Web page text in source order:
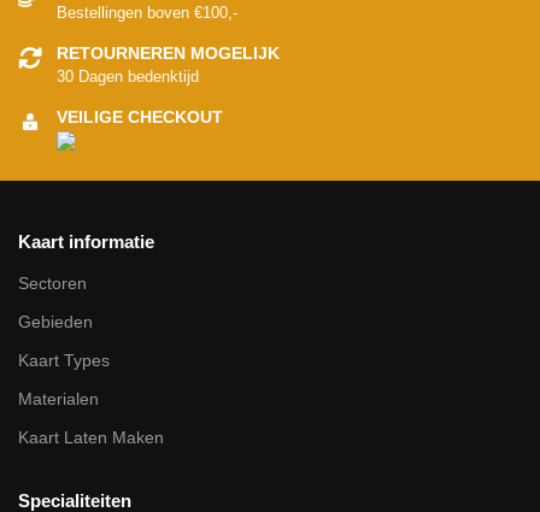
Bestellingen boven €100,-
RETOURNEREN MOGELIJK
30 Dagen bedenktijd
VEILIGE CHECKOUT
Kaart informatie
Sectoren
Gebieden
Kaart Types
Materialen
Kaart Laten Maken
Specialiteiten